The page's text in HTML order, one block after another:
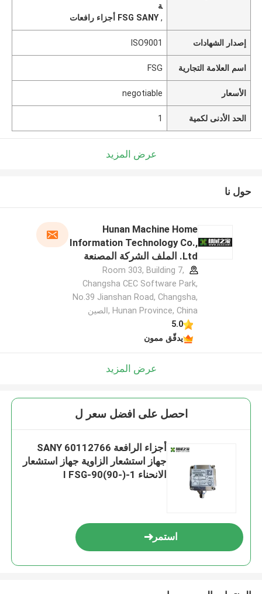
ة
,FSG SANY أجزاء رافعات
إصدار الشهادات ISO9001
اسم العلامة التجارية FSG
الأسعار negotiable
الحد الأدنى لكمية 1
عرض المزيد
حول نا
Hunan Machine Home
Information Technology Co.,
Ltd. الملف الشركة المصنعة
Room 303, Building 7,
Changsha CEC Software Park,
No.39 Jianshan Road, Changsha,
Hunan Province, China ,الصين
5.0
يدقّق ممون
عرض المزيد
احصل على افضل سعر ل
أجزاء الرافعة SANY 60112766
جهاز استشعار الزاوية جهاز استشعار
الانحناء 1-(-90)90-I FSG
استمر